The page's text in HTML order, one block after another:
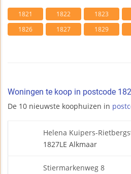
1821 1822 1823
1826
1827 1829
Woningen te koop in postcode
De 10 nieuwste koophuizen in
Helena Kuipers-
1827LE Alkmaar
Stiermarkenweg 8